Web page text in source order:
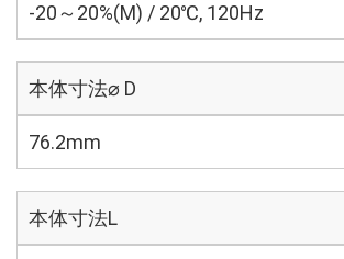
-20～20%(M) / 20℃, 120Hz
本体寸法⌀ D
76.2mm
本体寸法L